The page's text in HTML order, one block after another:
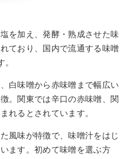
を加え、発酵・熟成させた味
ており、国内で流通する味噌
白味噌から赤味噌まで幅広い
。関東では辛口の赤味噌、関
れるとされています。
風味が特徴で、味噌汁をはじ
ます。初めて味噌を選ぶ方